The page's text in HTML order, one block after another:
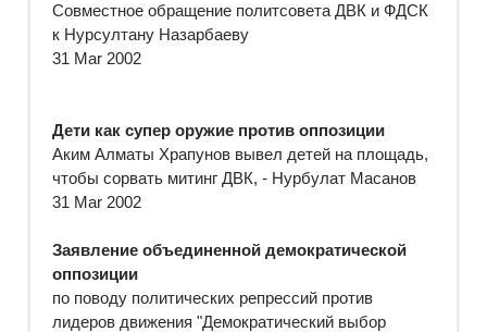
Совместное обращение политсовета ДВК и ФДСК
к Нурсултану Назарбаеву
31 Mar 2002
Дети как супер оружие против оппозиции
Аким Алматы Храпунов вывел детей на площадь,
чтобы сорвать митинг ДВК, - Нурбулат Масанов
31 Mar 2002
Заявление объединенной демократической
оппозиции
по поводу политических репрессий против
лидеров движения "Демократический выбор